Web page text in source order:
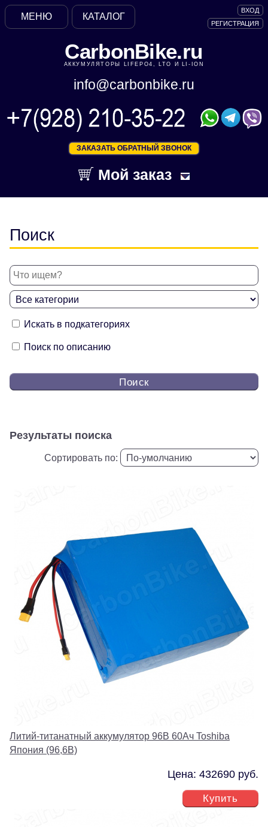
CarbonBike.ru
АККУМУЛЯТОРЫ LIFEPO4, LTO И LI-ION
info@carbonbike.ru
ЗАКАЗАТЬ ОБРАТНЫЙ ЗВОНОК
Мой заказ
ВХОД
РЕГИСТРАЦИЯ
КАТАЛОГ
МЕНЮ
Поиск
Искать в подкатегориях
Поиск по описанию
Поиск
Результаты поиска
Сортировать по:
Литий-титанатный аккумулятор 96В 60Ач Toshiba
Япония (96,6В)
Цена: 432690 руб.
Купить